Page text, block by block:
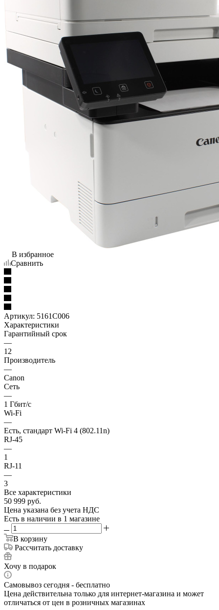
В избранное
Сравнить
Артикул: 5161C006
Характеристики
Гарантийный срок
—
12
Производитель
—
Canon
Сеть
—
1 Гбит/с
Wi-Fi
—
Есть, стандарт Wi-Fi 4 (802.11n)
RJ-45
—
1
RJ-11
—
3
Все характеристики
50 999 руб.
Цена указана без учета НДС
Есть в наличии в 1 магазине
В корзину
Рассчитать доставку
Хочу в подарок
Самовывоз сегодня - бесплатно
Цена действительна только для интернет-магазина и может
отличаться от цен в розничных магазинах